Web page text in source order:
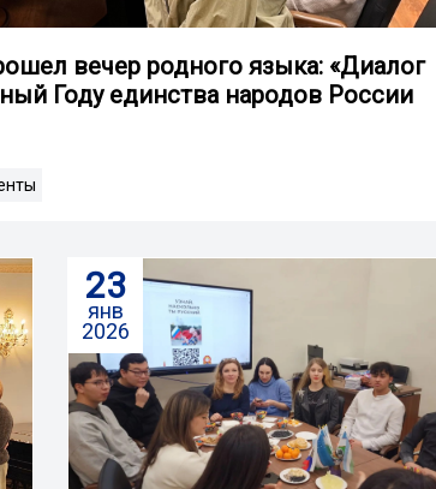
вечер родного языка: «Диалог
Году единства народов России
23
янв
2026